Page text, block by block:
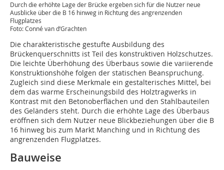
Durch die erhöhte Lage der Brücke ergeben sich für die Nutzer neue
Ausblicke über die B 16 hinweg in Richtung des angrenzenden
Flugplatzes
Foto: Conné van d‘Grachten
Die charakteristische gestufte Ausbildung des
Brückenquerschnitts ist Teil des konstruktiven Holzschutzes.
Die leichte Überhöhung des Überbaus sowie die variierende
Konstruktionshöhe folgen der statischen Beanspruchung.
Zugleich sind diese Merkmale ein gestalterisches Mittel, bei
dem das warme Erscheinungsbild des Holztragwerks in
Kontrast mit den Betonoberflächen und den Stahlbauteilen
des Geländers steht. Durch die erhöhte Lage des Überbaus
eröffnen sich dem Nutzer neue Blickbeziehungen über die B
16 hinweg bis zum Markt Manching und in Richtung des
angrenzenden Flugplatzes.
Bauweise